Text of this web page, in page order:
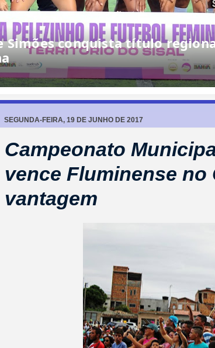
SEGUNDA-FEIRA, 19 DE JUNHO DE 2017
Campeonato
vence Fluminense no
vantagem